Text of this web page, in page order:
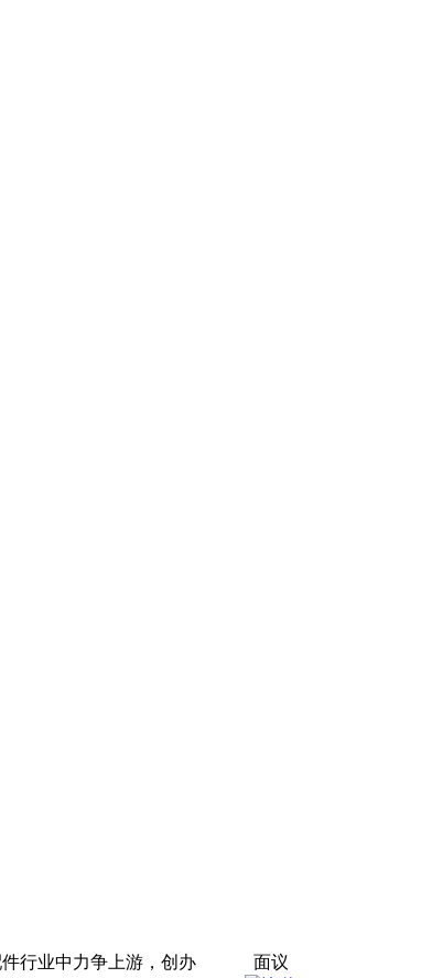
行业中力争上游，创办
面议